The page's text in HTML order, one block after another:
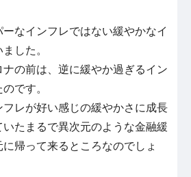
なインフレではない緩やかなイ
した。
ナの前は、逆に緩やか過ぎるイン
です。
レが好い感じの緩やかさに成長
いたまるで異次元のような金融緩
帰って来るところなのでしょ